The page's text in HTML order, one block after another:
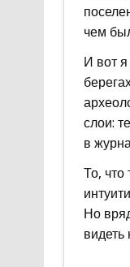
чем
И вот
слои:
в
То, что
Но